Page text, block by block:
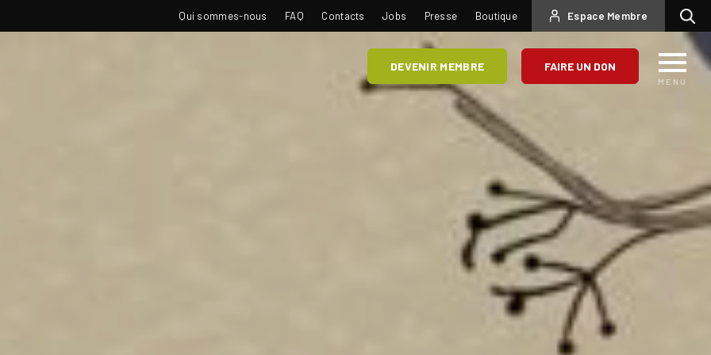
USER
ACCOUNT
MENU
Espace Membre
TOP
NAVIGATION
Qui sommes-nous FAQ Contacts Jobs Presse Boutique
DEVENIR MEMBRE FAIRE UN DON
MENU